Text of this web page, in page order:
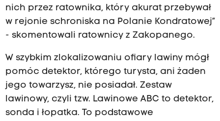
nich przez ratownika, który akurat przebywał
w rejonie schroniska na Polanie Kondratowej”
- skomentowali ratownicy z Zakopanego.
W szybkim zlokalizowaniu ofiary lawiny mógł
pomóc detektor, którego turysta, ani żaden
jego towarzysz, nie posiadał. Zestaw
lawinowy, czyli tzw. Lawinowe ABC to detektor,
sonda i łopatka. To podstawowe